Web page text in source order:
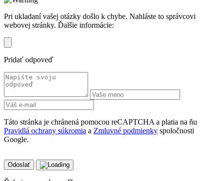
Pri ukladaní vašej otázky došlo k chybe. Nahláste to správcovi
webovej stránky. Ďalšie informácie:
Pridať odpoveď
Táto stránka je chránená pomocou reCAPTCHA a platia na ňu
Pravidlá ochrany súkromia a Zmluvné podmienky spoločnosti
Google.
Odoslať